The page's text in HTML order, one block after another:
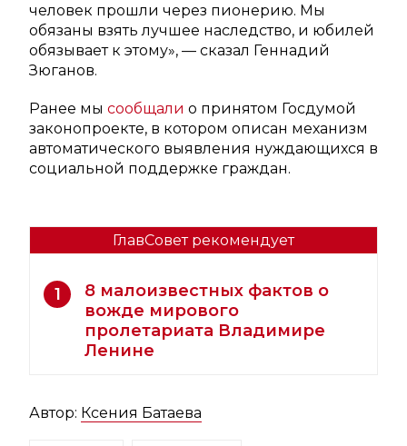
человек прошли через пионерию. Мы
обязаны взять лучшее наследство, и юбилей
обязывает к этому», — сказал Геннадий
Зюганов.
Ранее мы сообщали о принятом Госдумой
законопроекте, в котором описан механизм
автоматического выявления нуждающихся в
социальной поддержке граждан.
ГлавСовет рекомендует
1
8 малоизвестных фактов о
вожде мирового
пролетариата Владимире
Ленине
Автор: Ксения Батаева